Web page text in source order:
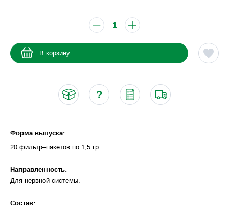
В корзину
Форма выпуска:
20 фильтр–пакетов по 1,5 гр.
Направленность:
Для нервной системы
Cостав: